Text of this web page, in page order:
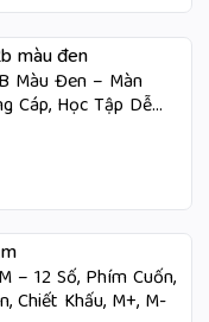
Màu Đen – Màn
Cáp, Học Tập Dễ
– 12 Số, Phím Cuốn,
Chiết Khấu, M+, M-